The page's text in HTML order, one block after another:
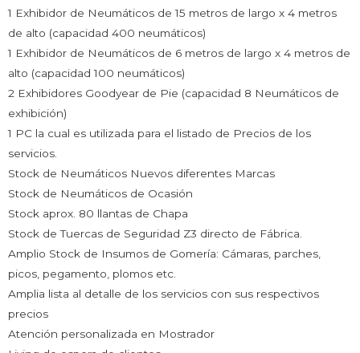
1 Exhibidor de Neumáticos de 15 metros de largo x 4 metros
de alto (capacidad 400 neumáticos)
1 Exhibidor de Neumáticos de 6 metros de largo x 4 metros de
alto (capacidad 100 neumáticos)
2 Exhibidores Goodyear de Pie (capacidad 8 Neumáticos de
exhibición)
1 PC la cual es utilizada para el listado de Precios de los
servicios.
Stock de Neumáticos Nuevos diferentes Marcas
Stock de Neumáticos de Ocasión
Stock aprox. 80 llantas de Chapa
Stock de Tuercas de Seguridad Z3 directo de Fábrica.
Amplio Stock de Insumos de Gomería: Cámaras, parches,
picos, pegamento, plomos etc.
Amplia lista al detalle de los servicios con sus respectivos
precios
Atención personalizada en Mostrador